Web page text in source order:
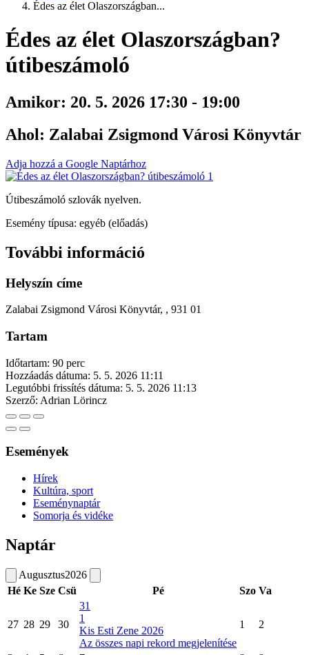
Édes az élet Olaszországban...
Édes az élet Olaszországban?
útibeszámoló
Amikor: 20. 5. 2026 17:30 - 19:00
Ahol: Zalabai Zsigmond Városi Könyvtár
Adja hozzá a Google Naptárhoz
Útibeszámoló szlovák nyelven.
Esemény típusa: egyéb (előadás)
További információ
Helyszín címe
Zalabai Zsigmond Városi Könyvtár, , 931 01
Tartam
Időtartam: 90 perc
Hozzáadás dátuma: 5. 5. 2026 11:11
Legutóbbi frissítés dátuma: 5. 5. 2026 11:13
Szerző: Adrian Lörincz
Események
Hírek
Kultúra, sport
Eseménynaptár
Somorja és vidéke
Naptár
Augusztus2026
Hé Ke Sze Csü Pé Szo Va
27 28 29 30
31
1
Kis Esti Zene 2026
Az összes napi rekord megjelenítése
1 2